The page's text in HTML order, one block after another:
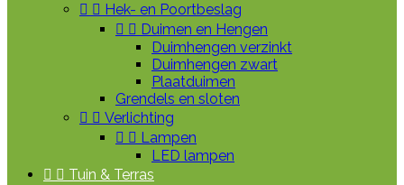
  Hek- en Poortbeslag
  Duimen en Hengen
Duimhengen verzinkt
Duimhengen zwart
Plaatduimen
Grendels en sloten
  Verlichting
  Lampen
LED lampen
  Tuin & Terras